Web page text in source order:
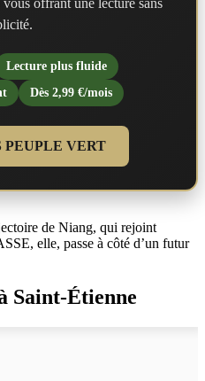
Lecture plus fluide
Dès 2,99 €/mois
PEUPLE VERT
de Niang, qui rejoint
elle, passe à côté d’un futur
Saint-Étienne